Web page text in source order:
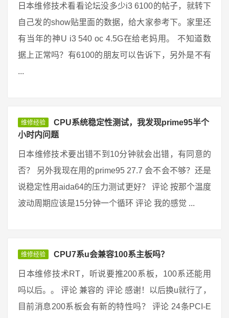
日本维修技术看看论坛没多少i3 6100的帖子，就转下
自己发的show贴里面的数据，给大家参考下。家里还
有当年的神U i3 540 oc 4.5G在给老妈用。 不知道数
据上正常吗？有6100的朋友可以告诉下，另外是不有
...
维修经验
CPU系统稳定性测试，我发现prime95半个
小时内问题
日本维修技术要出错不到10分钟就会出错，有同意的
否？ 另外我现在用的prime95 27.7 会不会不够？还是
说稳定性用aida64的压力测试更好？ 评论 按那个温度
波动周期应该是15分钟一个循环 评论 我的感觉 ...
维修经验 CPU7系u会兼容100系主板吗？
日本维修技术RT，听说要推200系板，100系还能用
吗以后。。 评论 兼容的 评论 感谢！以后换u就行了，
目前消息200系板会有新的特性吗？ 评论 24条PCI-E